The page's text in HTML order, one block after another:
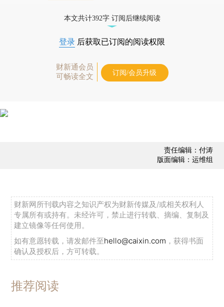
本文共计392字 订阅后继续阅读
登录 后获取已订阅的阅读权限
财新通会员
可畅读全文
订阅/会员升级
责任编辑：付涛
版面编辑：运维组
财新网所刊载内容之知识产权为财新传媒及/或相关权利人
专属所有或持有。未经许可，禁止进行转载、摘编、复制及
建立镜像等任何使用。
如有意愿转载，请发邮件至hello@caixin.com ，获得书面
确认及授权后，方可转载。
推荐阅读